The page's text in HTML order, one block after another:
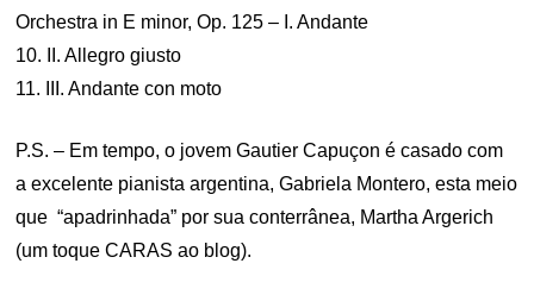
Orchestra in E minor, Op. 125 – I. Andante
10. II. Allegro giusto
11. III. Andante con moto
P.S. – Em tempo, o jovem Gautier Capuçon é casado com
a excelente pianista argentina, Gabriela Montero, esta meio
que “apadrinhada” por sua conterrânea, Martha Argerich
(um toque CARAS ao blog).